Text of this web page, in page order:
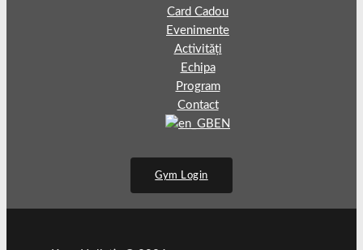
Card Cadou
Evenimente
Activități
Echipa
Program
Contact
EN
Gym Login